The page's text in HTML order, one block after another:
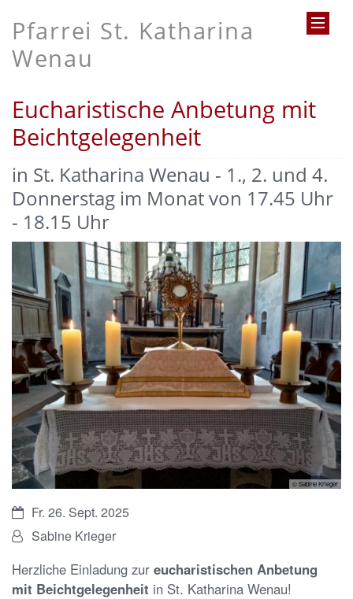
Pfarrei St. Katharina
Wenau
Eucharistische Anbetung mit
Beichtgelegenheit
in St. Katharina Wenau - 1., 2. und 4.
Donnerstag im Monat von 17.45 Uhr
- 18.15 Uhr
© Sabine Krieger
Datum:Fr. 26. Sept. 2025
Von:Sabine Krieger
Herzliche Einladung zur eucharistischen Anbetung
mit Beichtgelegenheit in St. Katharina Wenau!